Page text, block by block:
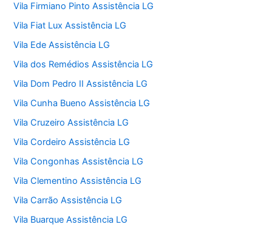
Vila Firmiano Pinto Assistência LG
Vila Fiat Lux Assistência LG
Vila Ede Assistência LG
Vila dos Remédios Assistência LG
Vila Dom Pedro II Assistência LG
Vila Cunha Bueno Assistência LG
Vila Cruzeiro Assistência LG
Vila Cordeiro Assistência LG
Vila Congonhas Assistência LG
Vila Clementino Assistência LG
Vila Carrão Assistência LG
Vila Buarque Assistência LG